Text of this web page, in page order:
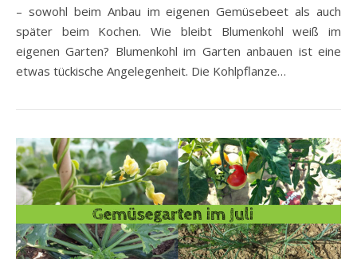
– sowohl beim Anbau im eigenen Gemüsebeet als auch
später beim Kochen. Wie bleibt Blumenkohl weiß im
eigenen Garten? Blumenkohl im Garten anbauen ist eine
etwas tückische Angelegenheit. Die Kohlpflanze…